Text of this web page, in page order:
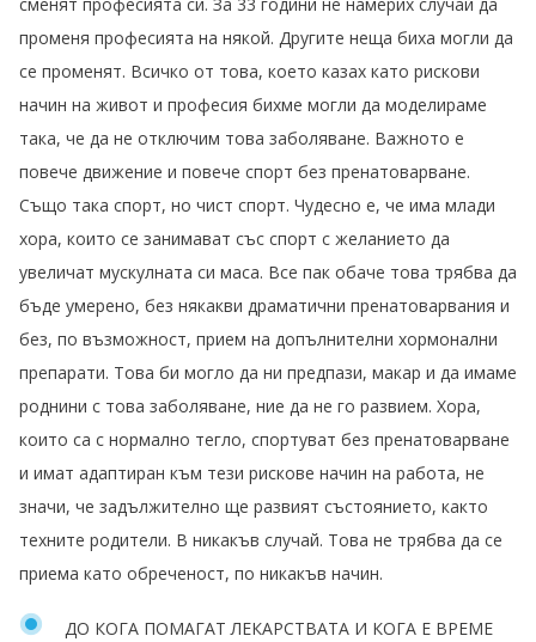
променя професията на някой. Другите неща биха могли да
се променят. Всичко от това, което казах като рискови
начин на живот и професия бихме могли да моделираме
така, че да не отключим това заболяване. Важното е
повече движение и повече спорт без пренатоварване.
Също така спорт, но чист спорт. Чудесно е, че има млади
хора, които се занимават със спорт с желанието да
увеличат мускулната си маса. Все пак обаче това трябва да
бъде умерено, без някакви драматични пренатоварвания и
без, по възможност, прием на допълнителни хормонални
препарати. Това би могло да ни предпази, макар и да имаме
роднини с това заболяване, ние да не го развием. Хора,
които са с нормално тегло, спортуват без пренатоварване
и имат адаптиран към тези рискове начин на работа, не
значи, че задължително ще развият състоянието, както
техните родители. В никакъв случай. Това не трябва да се
приема като обреченост, по никакъв начин.
ДО КОГА ПОМАГАТ ЛЕКАРСТВАТА И КОГА Е ВРЕМЕ